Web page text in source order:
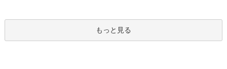
もっと見る